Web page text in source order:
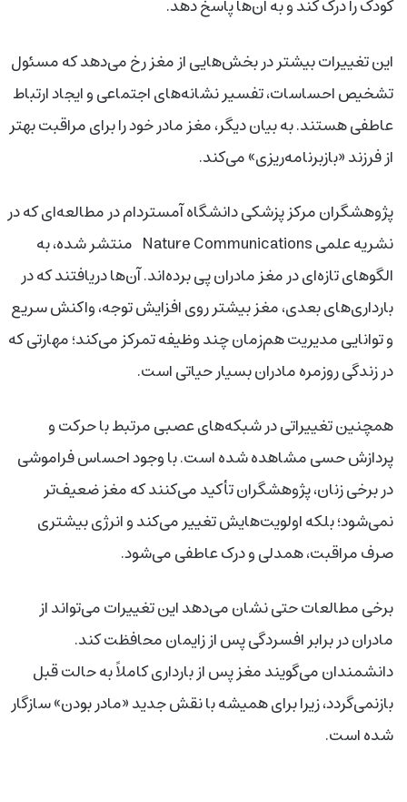
کودک را درک کند و به آن‌ها پاسخ دهد.
این تغییرات بیشتر در بخش‌هایی از مغز رخ می‌دهد که مسئول
تشخیص احساسات، تفسیر نشانه‌های اجتماعی و ایجاد ارتباط
عاطفی هستند. به بیان دیگر، مغز مادر خود را برای مراقبت بهتر
از فرزند «بازبرنامه‌ریزی» می‌کند.
پژوهشگران مرکز پزشکی دانشگاه آمستردام در مطالعه‌ای که در
نشریه علمی Nature Communications منتشر شده، به
الگوهای تازه‌ای در مغز مادران پی برده‌اند. آن‌ها دریافتند که در
بارداری‌های بعدی، مغز بیشتر روی افزایش توجه، واکنش سریع
و توانایی مدیریت هم‌زمان چند وظیفه تمرکز می‌کند؛ مهارتی که
در زندگی روزمره مادران بسیار حیاتی است.
همچنین تغییراتی در شبکه‌های عصبی مرتبط با حرکت و
پردازش حسی مشاهده شده است. با وجود احساس فراموشی
در برخی زنان، پژوهشگران تأکید می‌کنند که مغز ضعیف‌تر
نمی‌شود؛ بلکه اولویت‌هایش تغییر می‌کند و انرژی بیشتری
صرف مراقبت، همدلی و درک عاطفی می‌شود.
برخی مطالعات حتی نشان می‌دهد این تغییرات می‌تواند از
مادران در برابر افسردگی پس از زایمان محافظت کند.
دانشمندان می‌گویند مغز پس از بارداری کاملاً به حالت قبل
بازنمی‌گردد، زیرا برای همیشه با نقش جدید «مادر بودن» سازگار
شده است.